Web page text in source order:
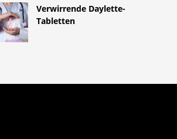
Verwirrende Daylette-
Tabletten